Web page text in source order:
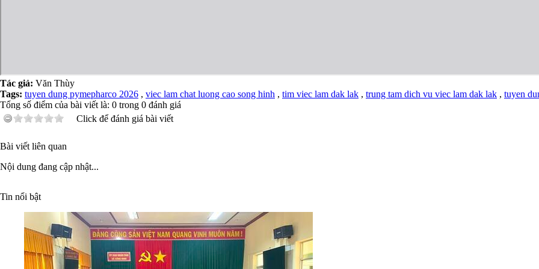
Tác giả: Văn Thùy
Tags: tuyen dung pymepharco 2026 , viec lam chat luong cao song hinh , tim viec lam dak lak , trung tam dich vu viec lam dak lak , tuyen
Tổng số điểm của bài viết là: 0 trong 0 đánh giá
Click để đánh giá bài viết
Bài viết liên quan
Nội dung đang cập nhật...
Tin nổi bật